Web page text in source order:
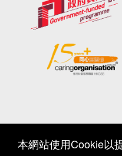
本網站使用Cookie以